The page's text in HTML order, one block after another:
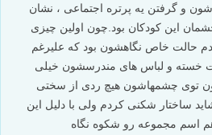
و گرفتن یه پرتره اجتماعی ، نشان
این کودکان بود.چون اولین چیزی
حالت خاص نگاهشون بود که علیرغم
و لباس های مندرسشون خیلی
توی چشمهاشون هیچ ردی از سختی
ساختار شکنی کردم ولی با دلیل این
اسم مجموعه رو شکوه نگاه